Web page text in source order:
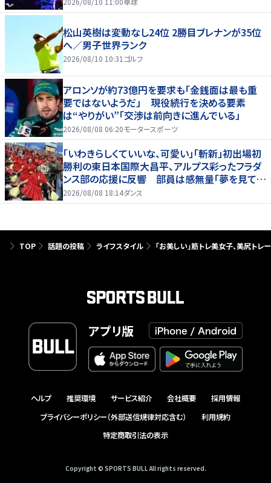
松山英樹は変動なし24位 2勝目ブレナンが35位
へ／男子世界ランク
2026/08/10 10:31 ゴルフ
アロンソが約73億円を要求も「金銭面は最も重
要ではないようだ」 現役続行を決める要素
は“やりがい”「交渉は前向きに進んでいる」
2026/08/08 06:20モータースポーツ
「いわきらしくていいな、可愛い」「斬新」初出場初
勝利の東日本国際大昌平、アルプス彩ったフラダ
ンス部の応援に反響 部員は感無量「夢を見てい
るよう」
2026/08/08 18:14ダンス
TOP 話題の投稿 ライフスタイル 「お美しい」筋トレ美女子、美尻ト
アプリ版
ヘルプ 推奨環境 サービス紹介 会社概要
採用情報
プライバシーポリシー（外部送信規律対応含む）
利用規約
特定商取引法の表示
Copyright © SPORTS BULL All rights reserved.